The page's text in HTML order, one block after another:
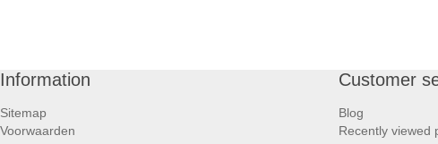
Information
Sitemap
Voorwaarden
Customer
Blog
Recently viewed